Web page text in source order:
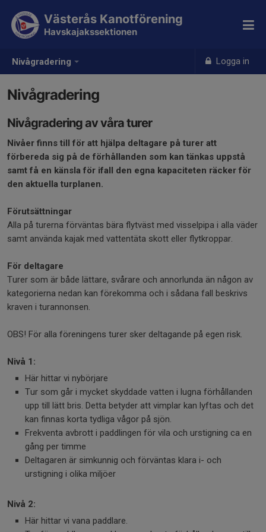
Nivågradering Logga in
Västerås Kanotförening
Havskajakssektionen
Nivågradering
Nivågradering av våra turer
Nivåer finns till för att hjälpa deltagare på turer att
förbereda sig på de förhållanden som kan tänkas uppstå
samt få en känsla för ifall den egna kapaciteten räcker för
den aktuella turplanen.
Förutsättningar
Alla på turerna förväntas bära flytväst med visselpipa i alla väder
samt använda kajak med vattentäta skott eller flytkroppar.
För deltagare
Turer som är både lättare, svårare och annorlunda än någon av
kategorierna nedan kan förekomma och i sådana fall beskrivs
kraven i turannonsen.
OBS! För alla föreningens turer sker deltagande på egen risk.
Nivå 1:
Här hittar vi nybörjare
Tur som går i mycket skyddade vatten i lugna förhållanden
upp till lätt bris. Detta betyder att vimplar kan lyftas och det
kan finnas korta tydliga vågor på sjön.
Frekventa avbrott i paddlingen för vila och urstigning ca en
gång per timme
Deltagaren är simkunnig och förväntas klara i- och
urstigning i olika miljöer
Nivå 2:
Här hittar vi vana paddlare.